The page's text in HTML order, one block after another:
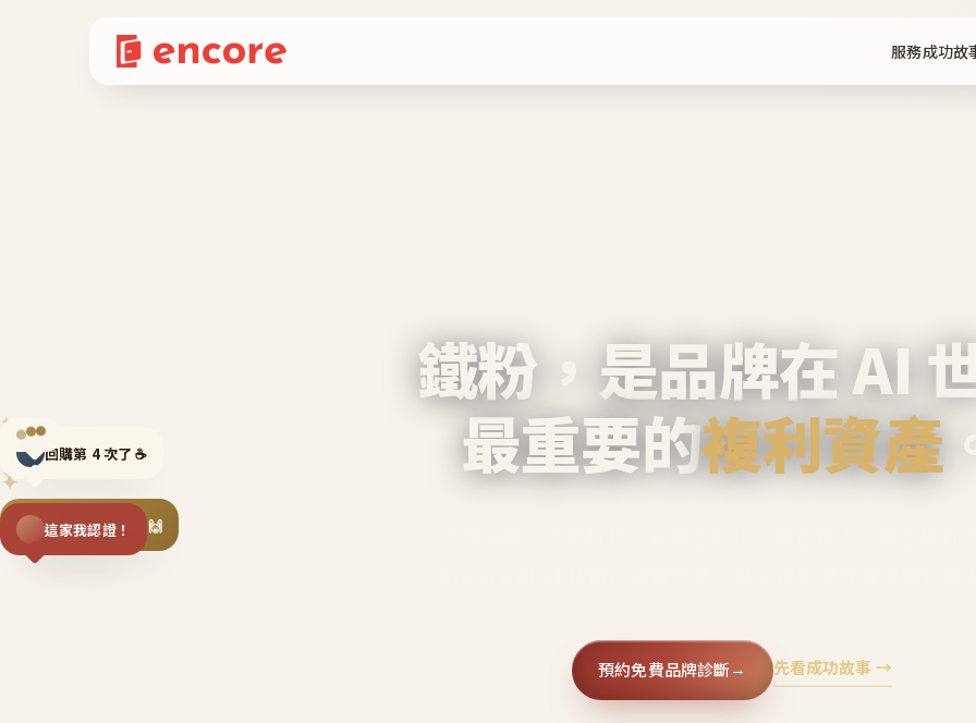
服務成功故
✦
回購第 4 次了 ☕
揪同事一起團購 🙌
這家我認證！
鐵粉，是品牌在 AI
最重要的複利資產
預約免費品牌診斷→ 先看成功故事 →